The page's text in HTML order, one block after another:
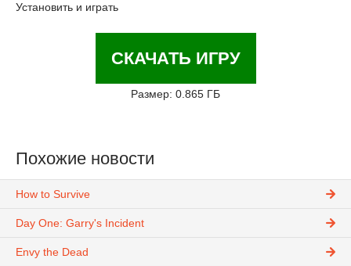
Установить и играть
СКАЧАТЬ ИГРУ
Размер: 0.865 ГБ
Похожие новости
How to Survive
Day One: Garry's Incident
Envy the Dead